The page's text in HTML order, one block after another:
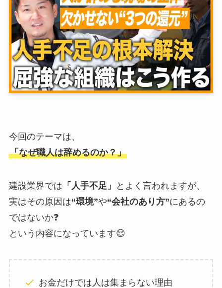
今回のテーマは、
「なぜ職人は辞めるのか？」
建設業界では 「人手不足」
とよく言われますが、
実はその原因は“環境”や“会社のあり方”にあるの
ではないか❓
という内容になっています😌
お金だけでは人は集まらない理由